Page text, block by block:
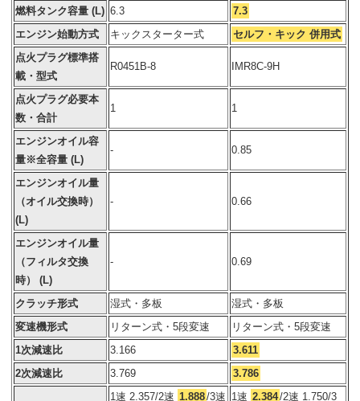
燃料タンク容量 (L) 6.3
7.3
エンジン始動方式
キックスターター式
セルフ・キック 併用式
点火プラグ標準搭
載・型式
R0451B-8 IMR8C-9H
点火プラグ必要本
数・合計
1 1
エンジンオイル容
量※全容量 (L)
- 0.85
エンジンオイル量
（オイル交換時）
(L)
- 0.66
エンジンオイル量
（フィルタ交換
時） (L)
- 0.69
クラッチ形式 湿式・多板
湿式・多板
変速機形式
リターン式・5段変速
リターン式・5段変速
1次減速比
3.166
3.611
2次減速比
3.769
3.786
1速 2.357/2速 1.888/3速 1速 2.384/2速 1.750/3